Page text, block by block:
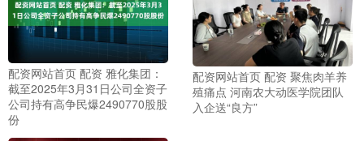
配资网站首页 配资 雅化集团：
截至2025年3月31日公司全资子
公司持有高争民爆2490770股股
份
配资网站首页 配资 聚焦肉羊养
殖痛点 河南农大动医学院团队
入企送“良方”